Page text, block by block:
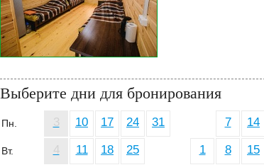
Выберите дни для бронирования
Пн. 10 17 24 31
Вт. 11 18 25
7 14
1 8 15